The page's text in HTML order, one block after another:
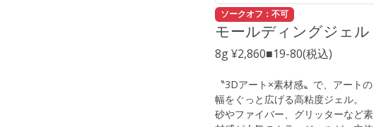
ソークオフ：不可
モールディングジェル
8g ¥2,860■19-80(税込)
〝3Dアート×素材感〟で、アートの
幅をぐっと広げる高粘度ジェル。
砂やファイバー、グリッターなど素